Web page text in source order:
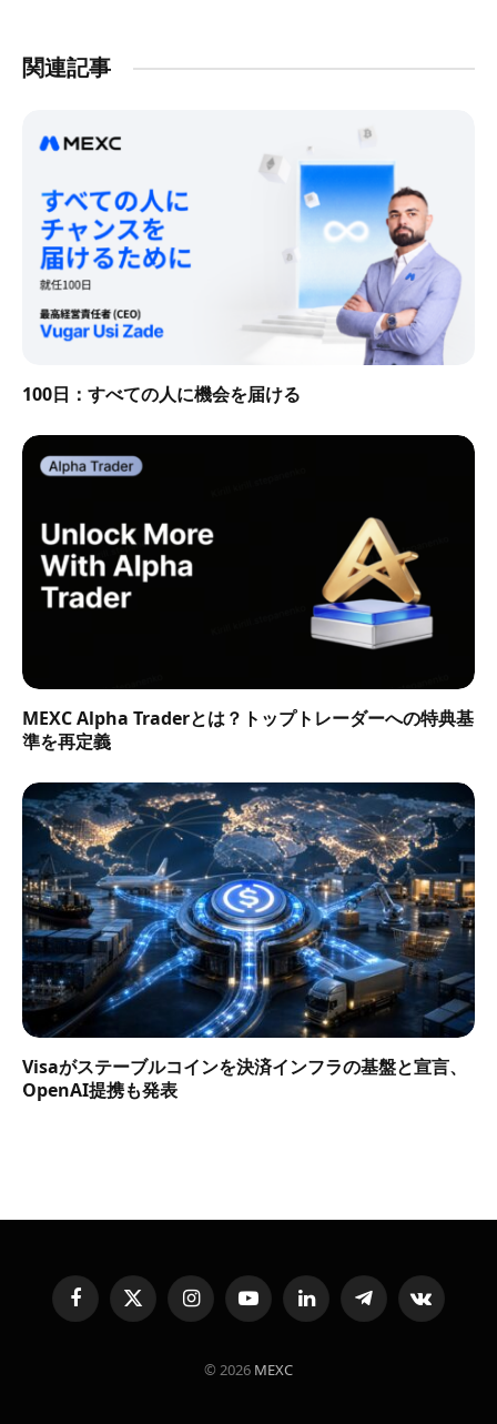
関連記事
100日：すべての人に機会を届ける
MEXC Alpha Traderとは？トップトレーダーへの特典基
準を再定義
Visaがステーブルコインを決済インフラの基盤と宣言、
OpenAI提携も発表
FacebookX
(Twitter)
InstagramYouTubeLinkedInTelegramVKontakte
© 2026 MEXC